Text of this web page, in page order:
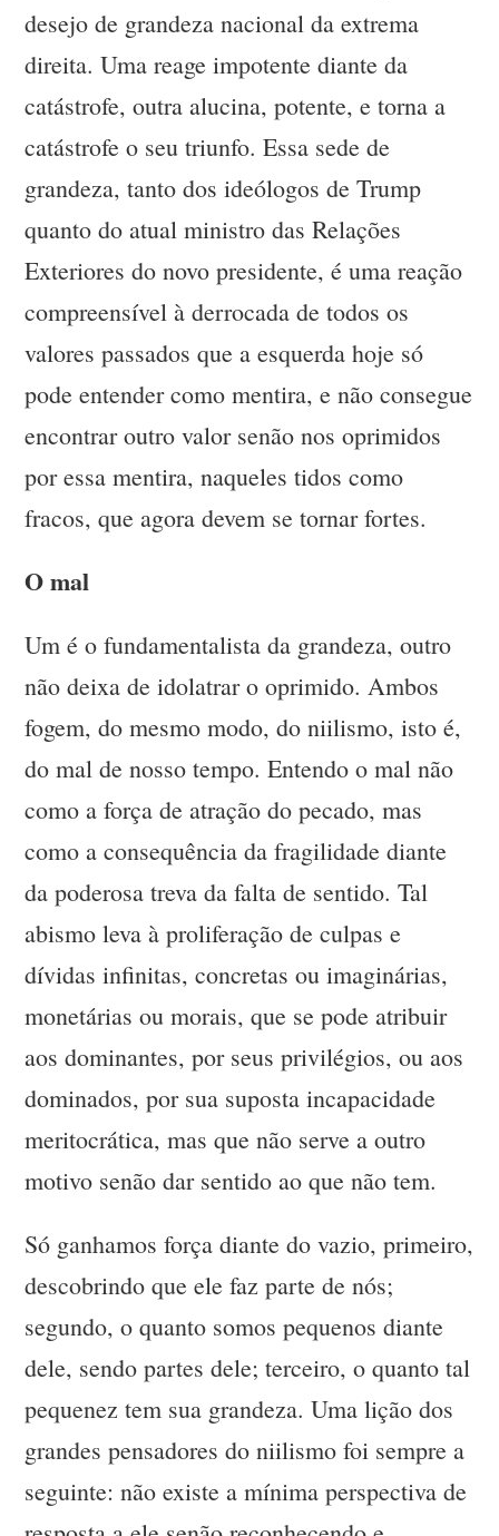
desejo de grandeza nacional da extrema
direita. Uma reage impotente diante da
catástrofe, outra alucina, potente, e torna a
catástrofe o seu triunfo. Essa sede de
grandeza, tanto dos ideólogos de Trump
quanto do atual ministro das Relações
Exteriores do novo presidente, é uma reação
compreensível à derrocada de todos os
valores passados que a esquerda hoje só
pode entender como mentira, e não consegue
encontrar outro valor senão nos oprimidos
por essa mentira, naqueles tidos como
fracos, que agora devem se tornar fortes.
O mal
Um é o fundamentalista da grandeza, outro
não deixa de idolatrar o oprimido. Ambos
fogem, do mesmo modo, do niilismo, isto é,
do mal de nosso tempo. Entendo o mal não
como a força de atração do pecado, mas
como a consequência da fragilidade diante
da poderosa treva da falta de sentido. Tal
abismo leva à proliferação de culpas e
dívidas infinitas, concretas ou imaginárias,
monetárias ou morais, que se pode atribuir
aos dominantes, por seus privilégios, ou aos
dominados, por sua suposta incapacidade
meritocrática, mas que não serve a outro
motivo senão dar sentido ao que não tem.
Só ganhamos força diante do vazio, primeiro,
descobrindo que ele faz parte de nós;
segundo, o quanto somos pequenos diante
dele, sendo partes dele; terceiro, o quanto tal
pequenez tem sua grandeza. Uma lição dos
grandes pensadores do niilismo foi sempre a
seguinte: não existe a mínima perspectiva de